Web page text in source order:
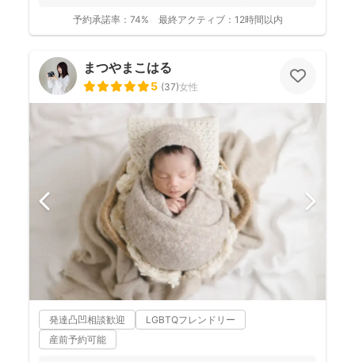
予約承諾率： 74% 最終アクティブ： 12時間以内
まつやまこはる
5 (37)女性
発達凸凹相談歓迎
LGBTQフレンドリー
産前予約可能